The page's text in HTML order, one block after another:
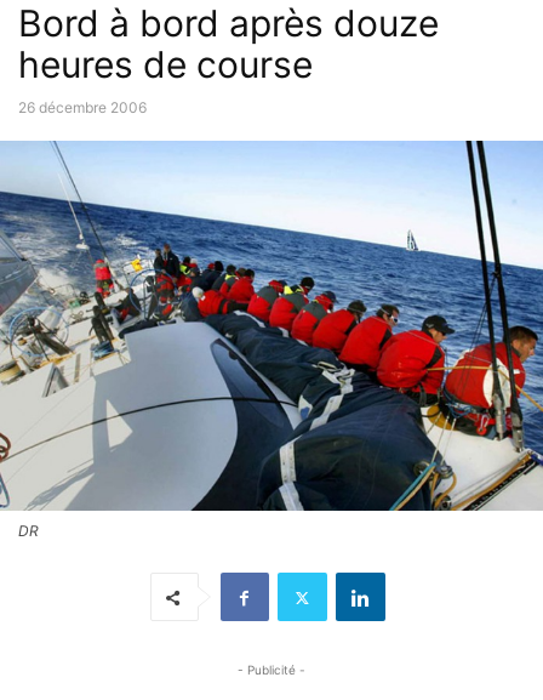
Bord à bord après douze
heures de course
26 décembre 2006
DR
- Publicité -